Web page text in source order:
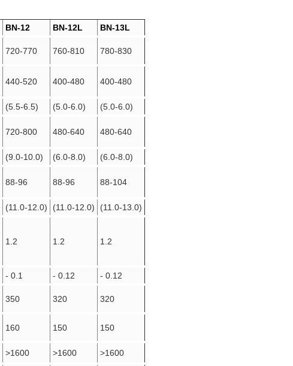
BN-12 BN-12L
BN-13L
720-770 760-810 780-830
440-520 400-480 400-480
(5.5-6.5) (5.0-6.0)
(5.0-6.0)
720-800 480-640 480-640
(9.0-10.0) (6.0-8.0)
(6.0-8.0)
88-96 88-96 88-104
(11.0-12.0) (11.0-12.0)
(11.0-13.0)
1.2 1.2 1.2
- 0.1 - 0.12
- 0.12
350 320 320
160 150 150
>1600 >1600 >1600